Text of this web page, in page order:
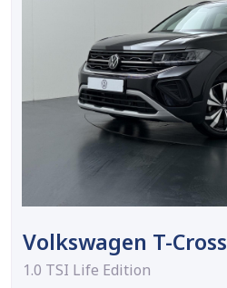
Volkswagen T-Cross
1.0 TSI Life Edition